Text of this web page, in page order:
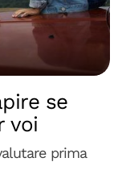
se
voi
prima